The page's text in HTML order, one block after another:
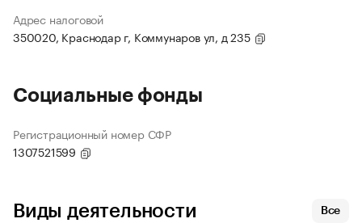
Адрес налоговой
350020, Краснодар г, Коммунаров ул, д 235
Социальные фонды
Регистрационный номер СФР
1307521599
Виды деятельности Все